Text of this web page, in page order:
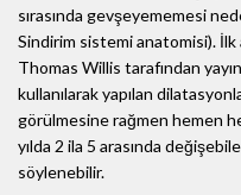
sırasında gevşeyememesi
Sindirim sistemi anatomisi). İlk
Thomas Willis tarafından
kullanılarak yapılan
görülmesine rağmen hemen
yılda 2 ila 5 arasında
söylenebilir.